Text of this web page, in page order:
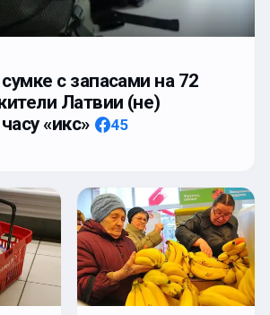
с запасами на 72
Латвии (не)
«икс»
45